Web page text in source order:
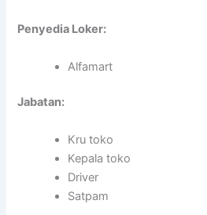
Penyedia Loker:
Alfamart
Jabatan:
Kru toko
Kepala toko
Driver
Satpam